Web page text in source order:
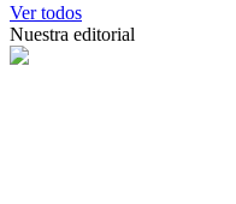
Ver todos
Nuestra editorial